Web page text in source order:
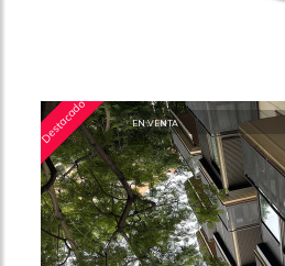
Destacado EN VENTA